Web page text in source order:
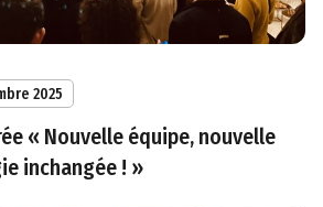
2025
« Nouvelle équipe, nouvelle
inchangée ! »